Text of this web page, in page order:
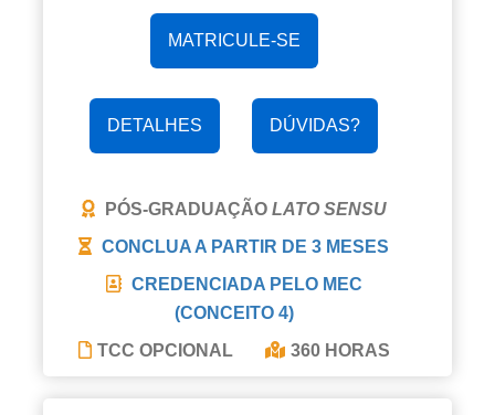
MATRICULE-SE
DETALHES DÚVIDAS?
PÓS-GRADUAÇÃO LATO SENSU
CONCLUA A PARTIR DE 3 MESES
CREDENCIADA PELO MEC
(CONCEITO 4)
TCC OPCIONAL
360 HORAS